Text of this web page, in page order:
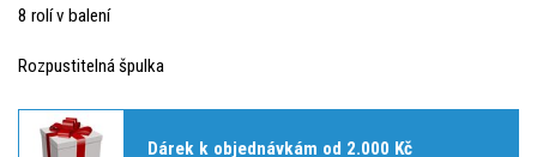
8 rolí v balení
Rozpustitelná špulka
Dárek k objednávkám od 2.000 Kč